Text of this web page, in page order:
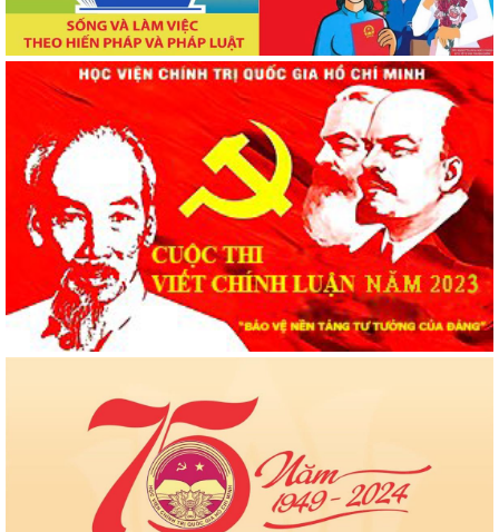
Quyết định số 4404-QĐ/HVCTQGHCM về việc cấp
chứng chỉ công nhận hoàn thành bổ sung kiến thức dự
tuyển đào tạo trình độ thạc sĩ năm 2026
Kế hoạch số 992-KH/HVCTQG: Kế hoạch Hành động
100 ngày triển khai thực hiện Nghị quyết số 57-NQ/TW
của Bộ Chính trị về phát triển khoa học, công nghệ, đổi
mới sáng tạo và chuyển đổi số tại Học viện Chính trị
quốc gia Hồ Chí Minh
Quyết định số 4232-QĐ/HVCTQG về việc công bố công
khai tình hình thực hiện dự toán chi ngân sách 6 tháng
đầu năm 2026
Bế giảng Lớp tập huấn giảng viên giảng dạy nội dung
giáo trình Cao cấp lý luận chính trị mới, môn Nhà nước
và Pháp luật Việt Nam
Thông báo tổ chức bảo vệ luận án tiến sĩ cho Nghiên
cứu sinh Lê Thị Phương